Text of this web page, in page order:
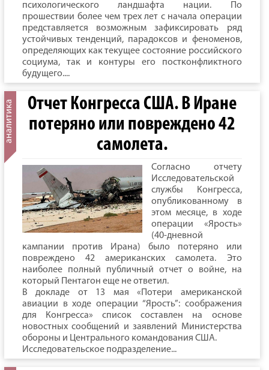
психологического ландшафта нации. По
прошествии более чем трех лет с начала операции
представляется возможным зафиксировать ряд
устойчивых тенденций, парадоксов и феноменов,
определяющих как текущее состояние российского
социума, так и контуры его постконфликтного
будущего....
Отчет Конгресса США. В Иране
потеряно или повреждено 42
самолета.
Согласно отчету
Исследовательской
службы Конгресса,
опубликованному в
этом месяце, в ходе
операции «Ярость»
(40-дневной
кампании против Ирана) было потеряно или
повреждено 42 американских самолета. Это
наиболее полный публичный отчет о войне, на
который Пентагон еще не ответил.
В докладе от 13 мая «Потери американской
авиации в ходе операции “Ярость”: соображения
для Конгресса» список составлен на основе
новостных сообщений и заявлений Министерства
обороны и Центрального командования США.
Исследовательское подразделение...